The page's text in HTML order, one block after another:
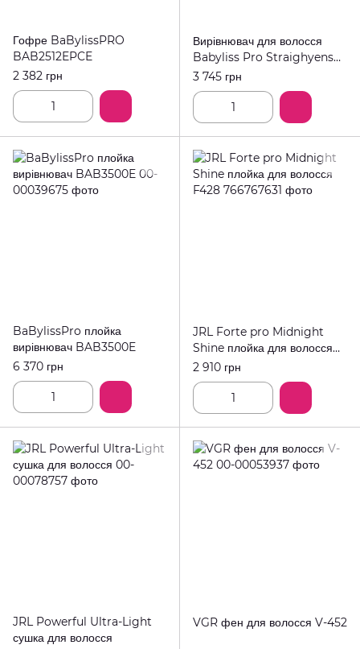
Гофре BaBylissPRO
BAB2512EPCE
2 382 грн
Вирівнювач для волосся
Babyliss Pro Straighyens
Curls BP20235
3 745 грн
BaBylissPro плойка
вирівнювач BAB3500E
6 370 грн
JRL Forte pro Midnight
Shine плойка для волосся
F428
2 910 грн
JRL Powerful Ultra-Light
сушка для волосся
VGR фен для волосся V-452